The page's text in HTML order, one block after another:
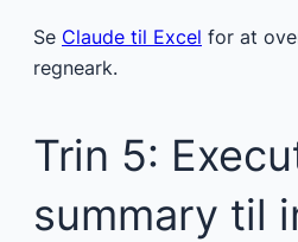
Se Claude til Excel for at
regneark.
Trin 5:
summary til